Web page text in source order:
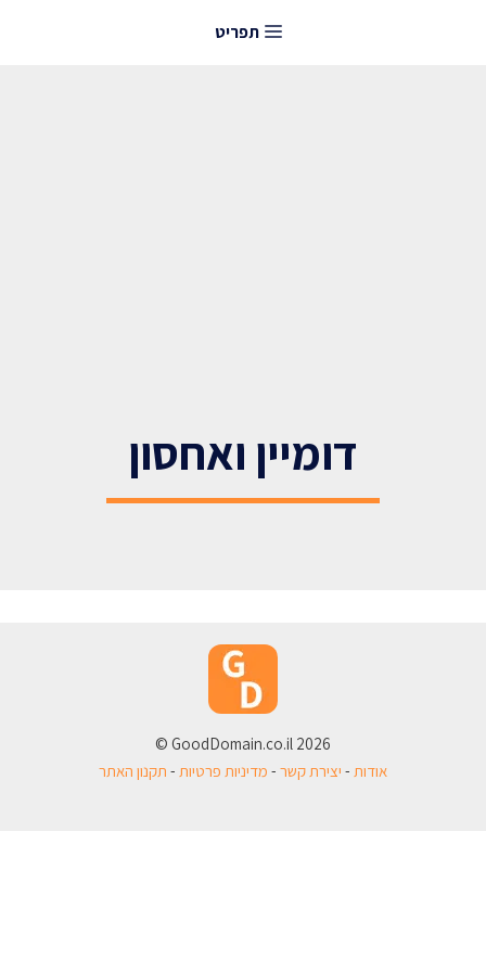
תפריט
דומיין ואחסון
2026 GoodDomain.co.il ©
אודות - יצירת קשר - מדיניות פרטיות - תקנון האתר